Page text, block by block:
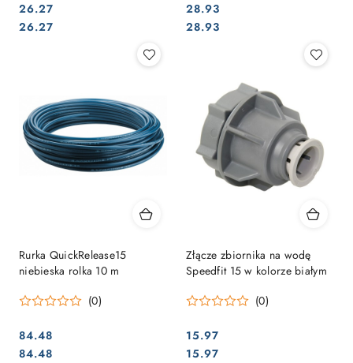
Cena:
26.27
Cena:
26.27 Cena:
28.93
Cena:
28.93
Rurka QuickRelease15
niebieska rolka 10 m
(0)
Cena:
84.48
Cena:
84.48
Złącze zbiornika na wodę
Speedfit 15 w kolorze białym
(0)
Cena:
15.97
Cena:
15.97